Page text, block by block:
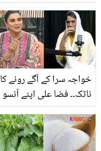
نئے طریقے سے گرم کریں
جو ٹھنڈ سے بچائے اور
بچت بھی کرے
خواجہ سرا کے آگے رونے کا
ناٹک۔۔ فضا علی اپنے آنسو
تلسی بٹ کی سچائی اگل
ڈالی